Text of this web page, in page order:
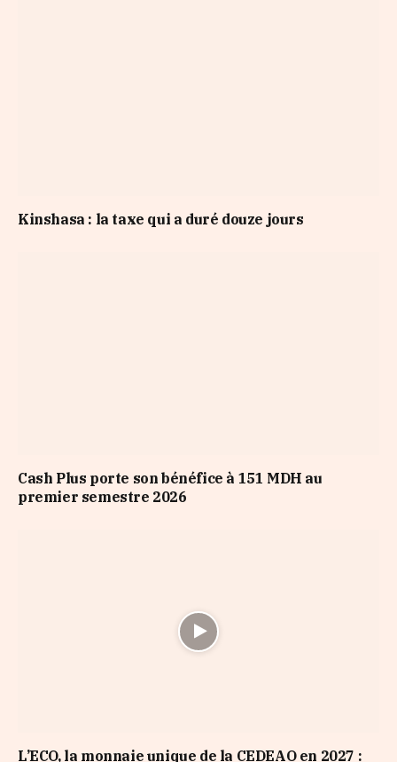
Kinshasa : la taxe qui a duré douze jours
Cash Plus porte son bénéfice à 151 MDH au
premier semestre 2026
L’ECO, la monnaie unique de la CEDEAO en 2027 :